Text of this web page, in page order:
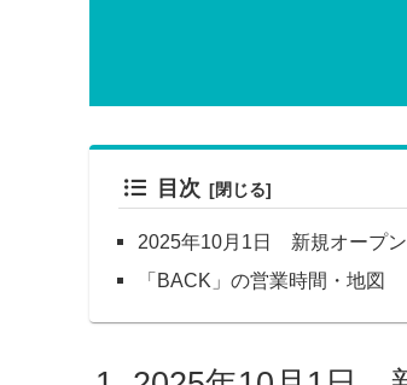
目次
2025年10月1日 新規オープン
「BACK」の営業時間・地図